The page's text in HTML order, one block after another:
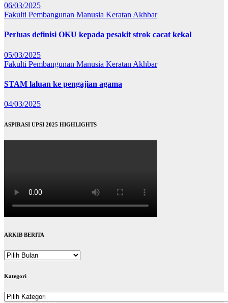
06/03/2025
Fakulti Pembangunan Manusia Keratan Akhbar
Perluas definisi OKU kepada pesakit strok cacat kekal
05/03/2025
Fakulti Pembangunan Manusia Keratan Akhbar
STAM laluan ke pengajian agama
04/03/2025
ASPIRASI UPSI 2025 HIGHLIGHTS
ARKIB BERITA
ARKIB
Kategori
Kategori